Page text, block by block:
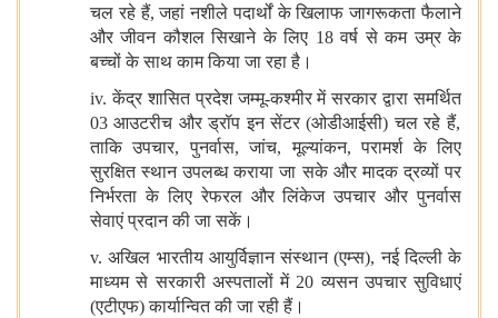
चल रहे हैं,जहां नशीले पदार्थों के खिलाफ जागरूकता फैलाने
और जीवन कौशल सिखाने के लिए 18 वर्ष से कम उम्र के
बच्चों के साथ काम किया जा रहा है।
iv. केंद्र शासित प्रदेश जम्मू-कश्मीर में सरकार द्वारा समर्थित
03आउटरीच और ड्रॉप इन सेंटर (ओडीआईसी) चल रहे हैं,
ताकि उपचार,पुनर्वास,जांच,मूल्यांकन,परामर्श के लिए
सुरक्षित स्थान उपलब्ध कराया जा सके और मादक द्रव्यों पर
निर्भरता के लिए रेफरल और लिंकेज उपचार और पुनर्वास
सेवाएं प्रदान की जा सकें।
v. अखिल भारतीय आयुर्विज्ञान संस्थान (एम्स),नई दिल्ली के
माध्यम से सरकारी अस्पतालों में 20 व्यसन उपचार सुविधाएं
(एटीएफ) कार्यान्वित की जा रही हैं।